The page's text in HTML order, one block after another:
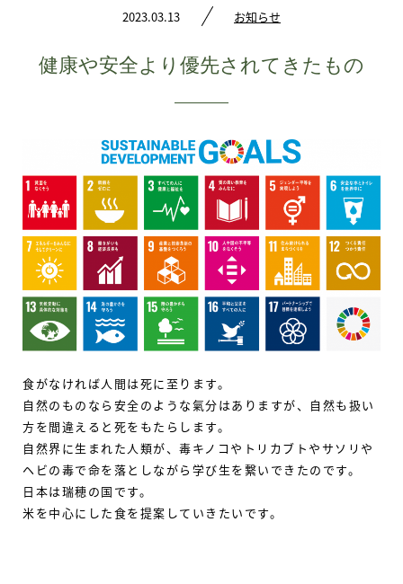
お問い合わせ
2023.03.13 お知らせ
健康や安全より優先されてきたもの
食がなければ人間は死に至ります。
自然のものなら安全のような氣分はありますが、自然も扱い
方を間違えると死をもたらします。
自然界に生まれた人類が、毒キノコやトリカブトやサソリや
ヘビの毒で命を落としながら学び生を繋いできたのです。
日本は瑞穂の国です。
米を中心にした食を提案していきたいです。